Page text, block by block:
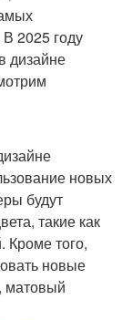
2025 году
дизайне
новых
будут
такие как
Кроме того,
новые
матовый